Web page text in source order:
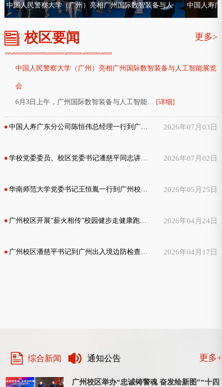
中国人民警察大学（广州）亮相广州国际数智装备与人
工智能展览会
中国人寿
校区要闻 更多>
中国人民警察大学（广州）亮相广州国际数智装备与人工智能展览
会
6月3日上午，广州国际数智装备与人工智能… [详细]
中国人寿广东分公司陈恒伟总经理一行到广州校区走访交流 2026年07月03日
学校党委委员、校区党委书记潘慈平同志讲授树立和践行正确政绩观专题党课 2026年07月02日
2026年05月25日
广州校区开展“薪火相传”校园健步走健康跑活动 2026年04月24日
2026年04月17日
综合新闻 通知公告
广州校区举办“忠诚铸警魂 奋发绘新图”“十四
更多+